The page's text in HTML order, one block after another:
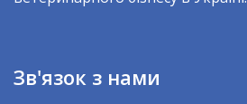
Зв'язок з нами